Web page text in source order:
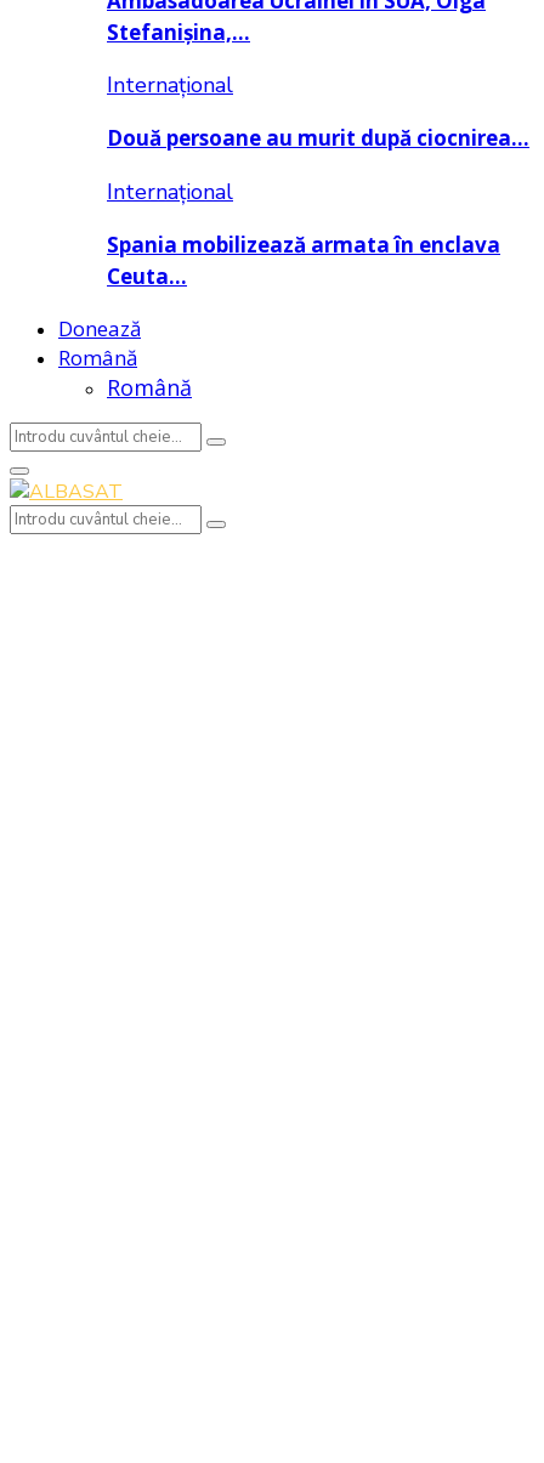
Stefanișina,…
Internațional
Două persoane au murit după ciocnirea…
Internațional
Spania mobilizează armata în enclava
Ceuta…
Donează
Română
Română
Search
for:
Search
Primary
Menu
Search
Search